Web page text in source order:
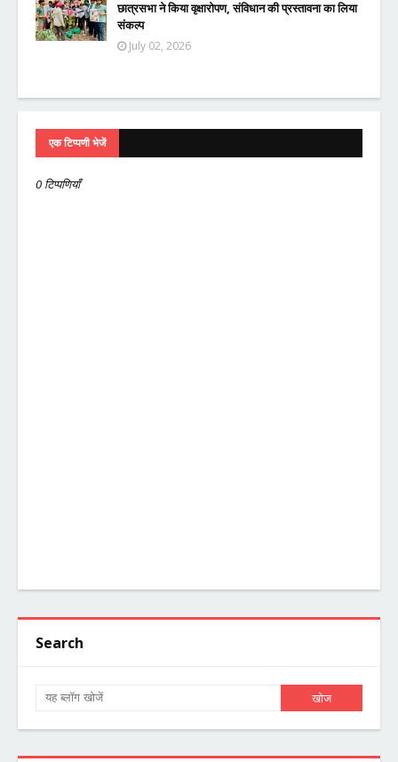
छात्रसभा ने किया वृक्षारोपण, संविधान की प्रस्तावना का लिया
संकल्प
July 02, 2026
एक टिप्पणी भेजें
0 टिप्पणियाँ
Search